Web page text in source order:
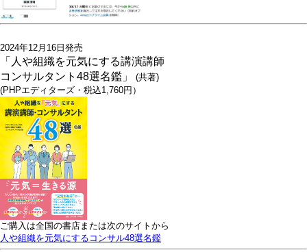
2024年12月16日発売
「人や組織を元気にする講演講師
コンサルタント48選名鑑」 (共著)
(PHPエディターズ・税込1,760円）
ご購入は全国の書店または次のサイトから
人や組織を元気にするコンサル48選名鑑